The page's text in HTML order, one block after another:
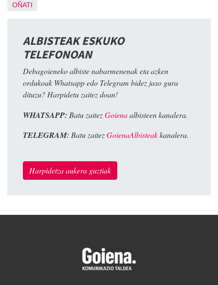
OÑATI
ALBISTEAK ESKUKO
TELEFONOAN
Debagoieneko albiste nabarmenenak eta azken
ordukoak Whatsapp edo Telegram bidez jaso gura
dituzu? Harpidetu zaitez doan!
WHATSAPP: Batu zaitezGoienaalbisteen kanalera.
TELEGRAM: Batu zaitezGoienaAlbisteakkanalera.
Harpidetza aukera guztiak